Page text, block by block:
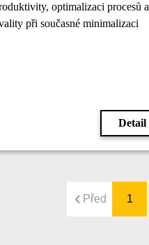
optimalizaci procesů a
při současné minimalizaci
Detail
Před 1